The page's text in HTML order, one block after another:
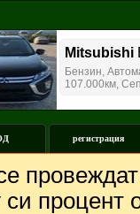
регистрация
процент